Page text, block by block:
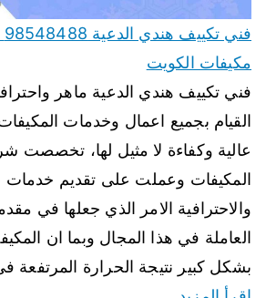
مكيفات الكويت
فني تكييف هندي الدعية ماهر
القيام بجميع اعمال وخدمات
عالية وكفاءة لا مثيل لها، تخصصت
المكيفات وعملت على تقديم خدمات
والاحترافية الامر الذي جعلها في
العاملة في هذا المجال وبما ان
بشكل كبير نتيجة الحرارة المرتفعة